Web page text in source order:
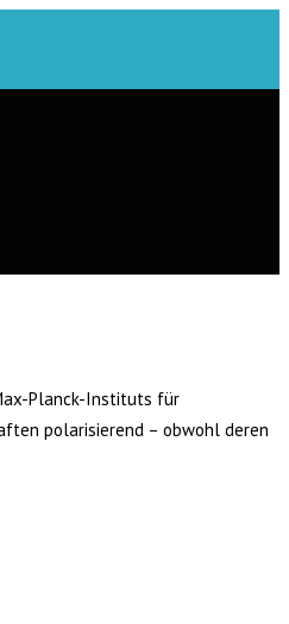
Planck-Instituts für
polarisierend – obwohl deren